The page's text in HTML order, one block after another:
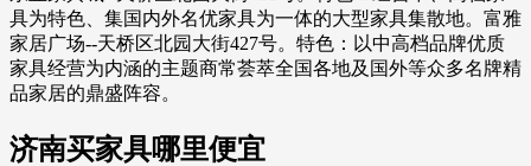
具为特色、集国内外名优家具为一体的大型家具集散地。富雅
家居广场--天桥区北园大街427号。特色：以中高档品牌优质
家具经营为内涵的主题商常荟萃全国各地及国外等众多名牌精
品家居的鼎盛阵容。
济南买家具哪里便宜